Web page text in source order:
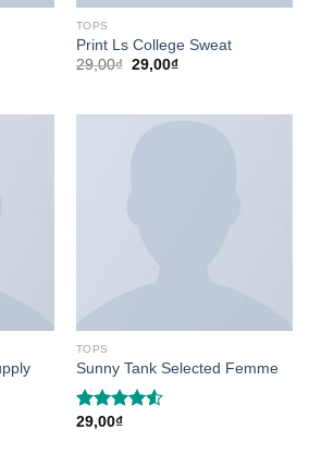
TOPS
Print Ls College Sweat
29,00₫ Original
29,00₫Current
TOPS
Sunny Tank Selected Femme
Rated
29,00₫